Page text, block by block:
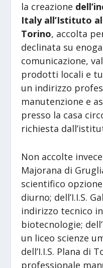
la creazione
Italy all’Istituto
Torino, accolta
declinata su
comunicazione,
prodotti locali e
un indirizzo
manutenzione e
presso la casa
richiesta
Non accolte
Majorana di
scientifico
diurno; dell’I.I.S.
indirizzo tecnico
biotecnologie;
un liceo scienze
dell’I.I.S. Plana di
professionale